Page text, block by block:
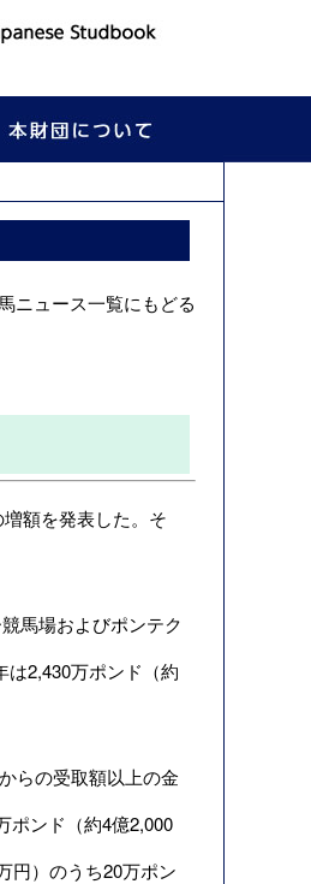
ニュース一覧にもどる
額を発表した。そ
馬場およびポンテク
2,430万ポンド（約
らの受取額以上の金
ポンド（約4億2,000
円）のうち20万ポン